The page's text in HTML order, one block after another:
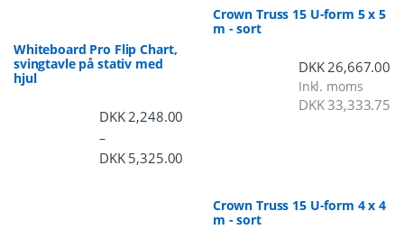
Whiteboard Pro Flip Chart,
svingtavle på stativ med
hjul
DKK2,248.00
–
DKK5,325.00
Crown Truss 15 U-form 5 x 5
m - sort
DKK26,667.00
Inkl. moms
DKK33,333.75
Crown Truss 15 U-form 4 x 4
m - sort